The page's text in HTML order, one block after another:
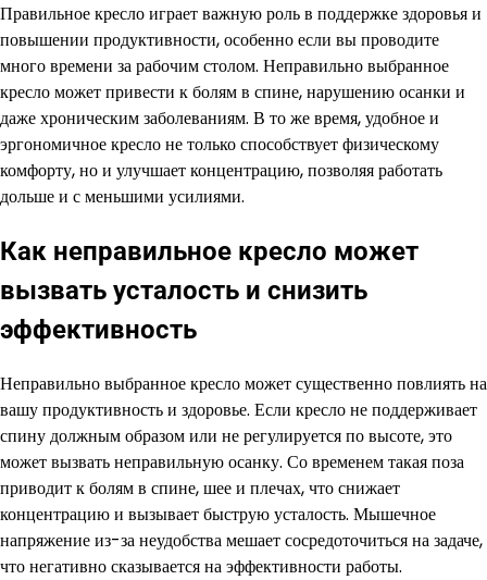
Правильное кресло играет важную роль в поддержке здоровья и
повышении продуктивности, особенно если вы проводите
много времени за рабочим столом. Неправильно выбранное
кресло может привести к болям в спине, нарушению осанки и
даже хроническим заболеваниям. В то же время, удобное и
эргономичное кресло не только способствует физическому
комфорту, но и улучшает концентрацию, позволяя работать
дольше и с меньшими усилиями.
Как неправильное кресло может
вызвать усталость и снизить
эффективность
Неправильно выбранное кресло может существенно повлиять на
вашу продуктивность и здоровье. Если кресло не поддерживает
спину должным образом или не регулируется по высоте, это
может вызвать неправильную осанку. Со временем такая поза
приводит к болям в спине, шее и плечах, что снижает
концентрацию и вызывает быструю усталость. Мышечное
напряжение из-за неудобства мешает сосредоточиться на задаче,
что негативно сказывается на эффективности работы.